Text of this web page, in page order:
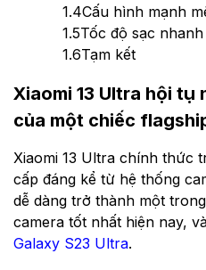
1.4Cấu hình mạnh
1.5Tốc độ sạc
1.6Tạm kết
Xiaomi 13 Ultra hội tụ
của một chiếc
Xiaomi 13 Ultra chính thức
cấp đáng kể từ hệ thống
dễ dàng trở thành một
camera tốt nhất hiện nay,
Galaxy S23 Ultra.